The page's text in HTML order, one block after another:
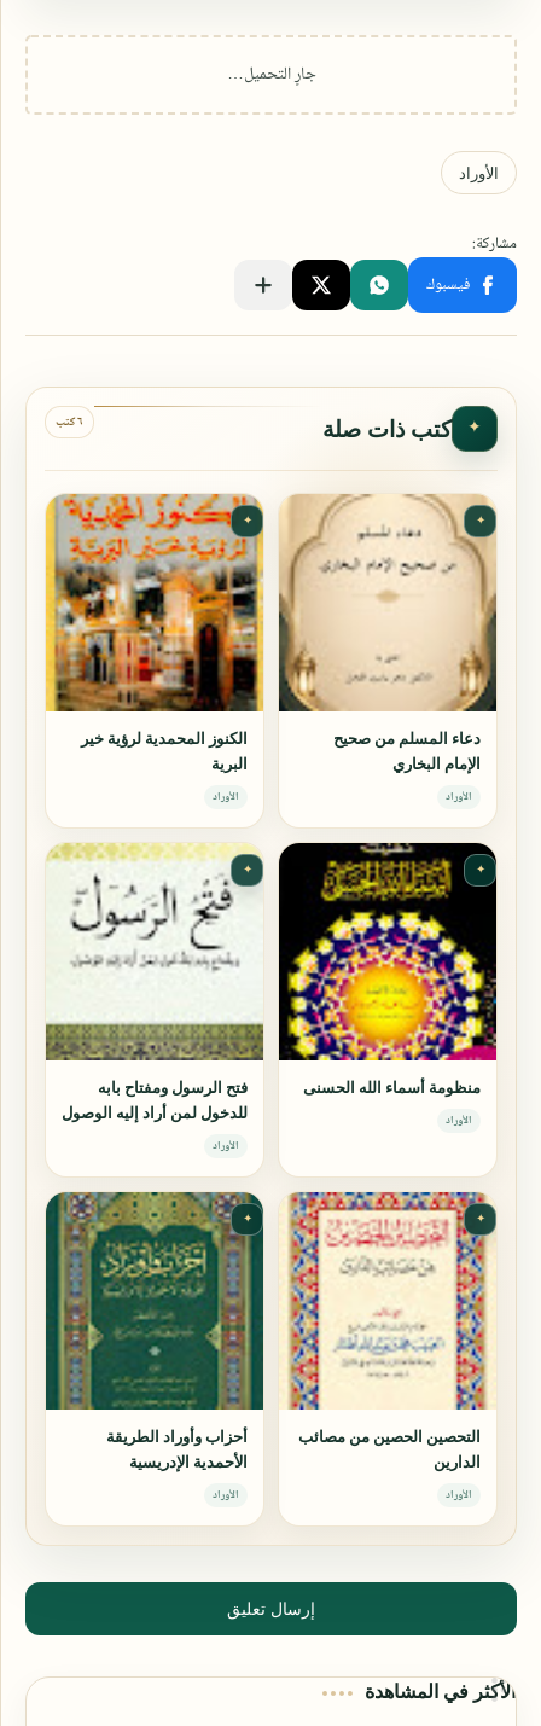
✦ كتب ذات صلة ٦ كتب
✦
دعاء المسلم من صحيح
الإمام البخاري
الأوراد
✦
الكنوز المحمدية لرؤية خير
البرية
الأوراد
✦
منظومة أسماء الله الحسنى
الأوراد
✦
فتح الرسول ومفتاح بابه
للدخول لمن أراد إليه الوصول
الأوراد
✦
التحصين الحصين من مصائب
الدارين
الأوراد
✦
أحزاب وأوراد الطريقة
الأحمدية الإدريسية
الأوراد
إرسال تعليق
الأكثر في المشاهدة